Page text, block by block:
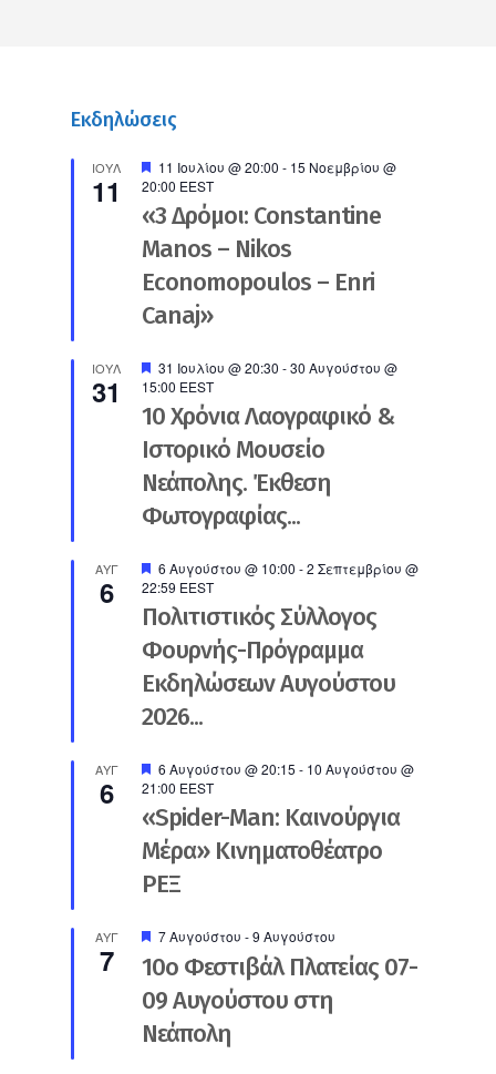
Εκδηλώσεις
ΙΟΎΛ
11
Προτεινόμενο
11 Ιουλίου @ 20:00 - 15 Νοεμβρίου @
20:00 EEST
«3 Δρόμοι: Constantine
Manos – Nikos
Economopoulos – Enri
Canaj»
ΙΟΎΛ
31
Προτεινόμενο
31 Ιουλίου @ 20:30 -30 Αυγούστου @
15:00 EEST
10 Χρόνια Λαογραφικό &
Ιστορικό Μουσείο
Νεάπολης. Έκθεση
Φωτογραφίας...
ΑΥΓ
6
Προτεινόμενο
6 Αυγούστου @ 10:00 -2 Σεπτεμβρίου @
22:59 EEST
Πολιτιστικός Σύλλογος
Φουρνής-Πρόγραμμα
Εκδηλώσεων Αυγούστου
2026...
ΑΥΓ
6
Προτεινόμενο
6 Αυγούστου @ 20:15 - 10 Αυγούστου @
21:00 EEST
«Spider-Man: Καινούργια
Μέρα» Κινηματοθέατρο
ΡΕΞ
ΑΥΓ
7
Προτεινόμενο
7 Αυγούστου -9 Αυγούστου
10ο Φεστιβάλ Πλατείας 07-
09 Αυγούστου στη
Νεάπολη